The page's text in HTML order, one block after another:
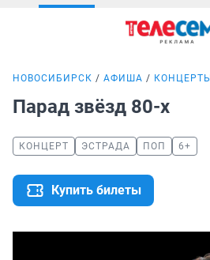
НОВОСИБИРСК АФИША КОНЦЕРТЫ
Парад звёзд 80-х
КОНЦЕРТ ЭСТРАДА ПОП 6+
Купить билеты